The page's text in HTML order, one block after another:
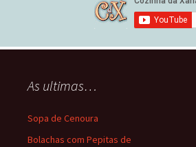
As ultimas…
Sopa de Cenoura
Bolachas com Pepitas de